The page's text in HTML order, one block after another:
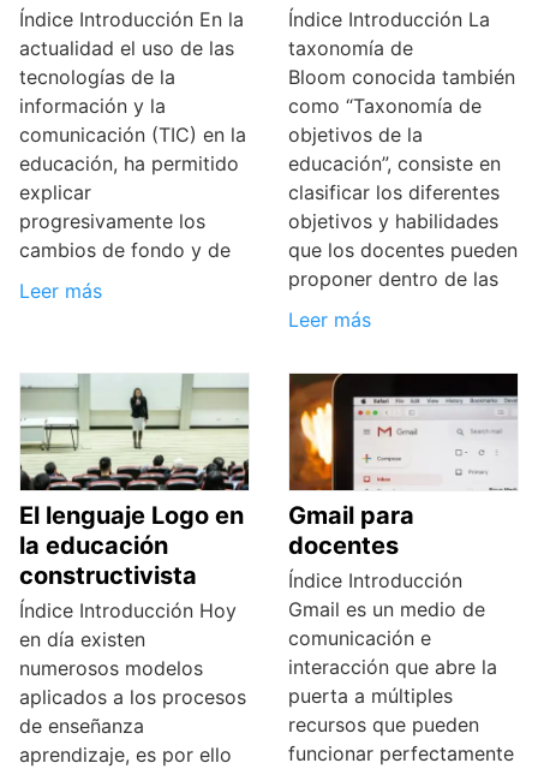
Índice Introducción En la
actualidad el uso de las
tecnologías de la
información y la
comunicación (TIC) en la
educación, ha permitido
explicar
progresivamente los
cambios de fondo y de
Leer más
Índice Introducción La
taxonomía de
Bloom conocida también
como “Taxonomía de
objetivos de la
educación”, consiste en
clasificar los diferentes
objetivos y habilidades
que los docentes pueden
proponer dentro de las
Leer más
El lenguaje Logo en
la educación
constructivista
Índice Introducción Hoy
en día existen
numerosos modelos
aplicados a los procesos
de enseñanza
aprendizaje, es por ello
Gmail para
docentes
Índice Introducción
Gmail es un medio de
comunicación e
interacción que abre la
puerta a múltiples
recursos que pueden
funcionar perfectamente